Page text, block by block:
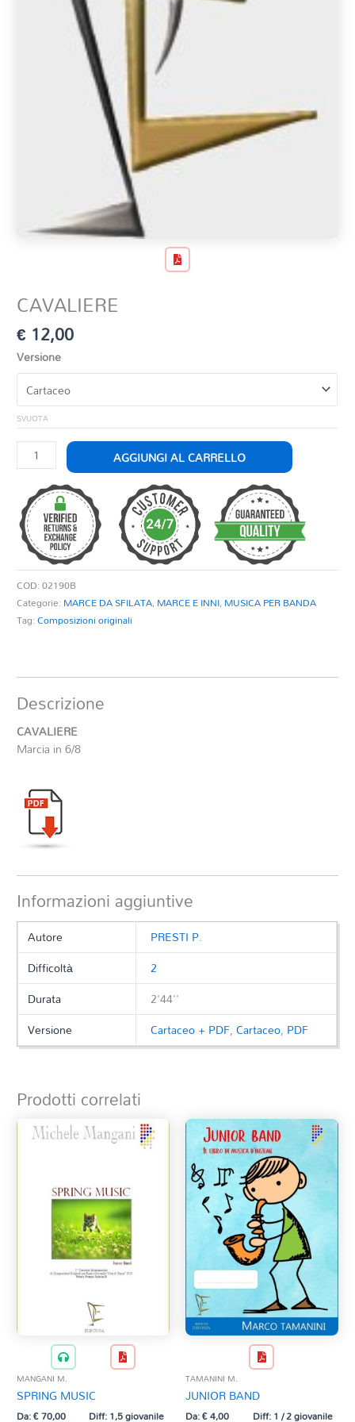
CAVALIERE
€ 12,00
Versione
SVUOTA
CAVALIERE
quantità
AGGIUNGI AL CARRELLO
COD:02190B
Categorie: MARCE DA SFILATA, MARCE E INNI, MUSICA PER BANDA
Tag:Composizioni originali
Descrizione
CAVALIERE
Marcia in 6/8
Informazioni aggiuntive
Autore
PRESTI P.
Difficoltà
2
Durata
2'44''
Versione
Cartaceo + PDF,Cartaceo, PDF
Prodotti correlati
MANGANI M.
SPRING MUSIC
Da:€70,00 Diff: 1,5 giovanile
TAMANINI M.
JUNIOR BAND
Da:€4,00 Diff: 1 / 2 giovanile